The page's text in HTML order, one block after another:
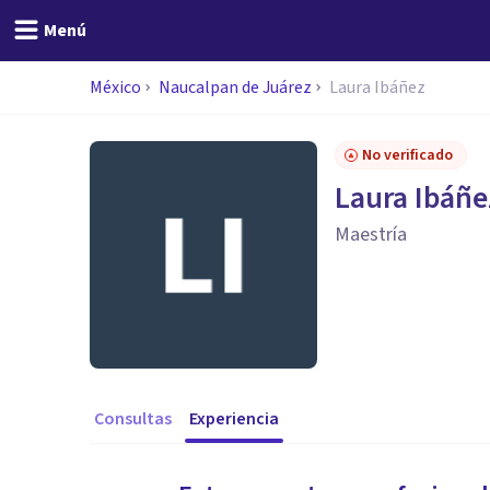
Menú
México Naucalpan de Juárez Laura Ibáñez
No verificado
Laura
Maestría
Consultas Experiencia